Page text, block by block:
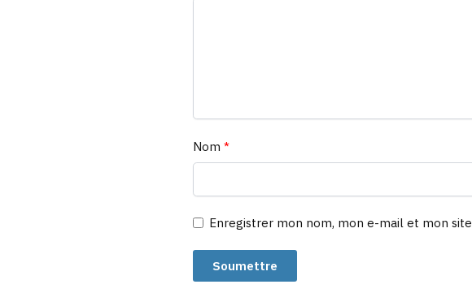
Nom *
Enregistrer mon nom, mon e-mail et mon